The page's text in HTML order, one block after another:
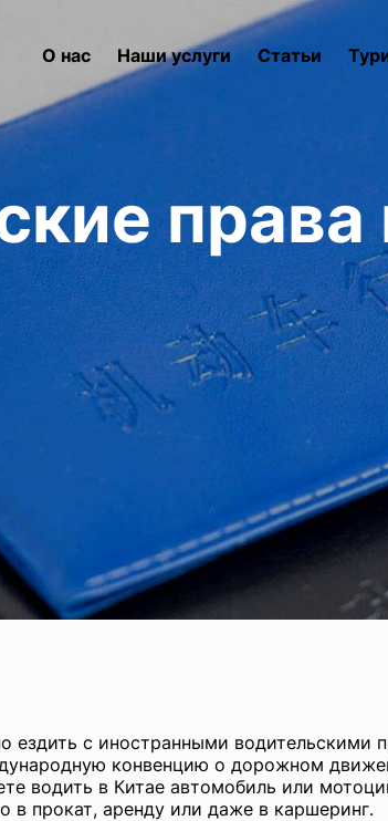
О нас Наши услуги Статьи
права
ездить с иностранными водительскими
конвенцию о дорожном
водить в Китае автомобиль или
в прокат, аренду или даже в каршеринг.